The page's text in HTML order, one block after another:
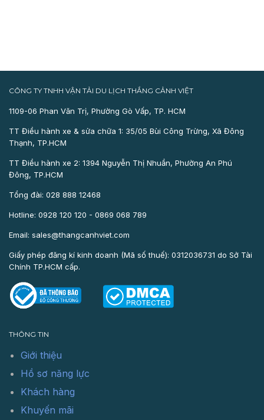
CÔNG TY TNHH VẬN TẢI DU LỊCH THẮNG CẢNH VIỆT
1109-06 Phan Văn Trị, Phường Gò Vấp, TP. HCM
TT Điều hành xe & sửa chữa 1: 35/05 Bùi Công Trừng, Xã Đông
Thạnh, TP.HCM
TT Điều hành xe 2: 1394 Nguyễn Thị Nhuần, Phường An Phú
Đông, TP.HCM
Tổng đài: 028 888 12468
Hotline: 0928 120 120 - 0869 068 789
Email: sales@thangcanhviet.com
Giấy phép đăng kí kinh doanh (Mã số thuế): 0312036731 do Sở Tài
Chính TP.HCM cấp.
THÔNG TIN
Giới thiệu
Hồ sơ năng lực
Khách hàng
Khuyến mãi